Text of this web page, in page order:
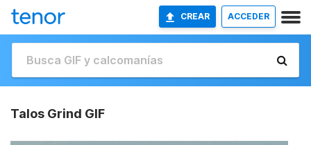
CREAR ACCEDER
Talos Grind GIF